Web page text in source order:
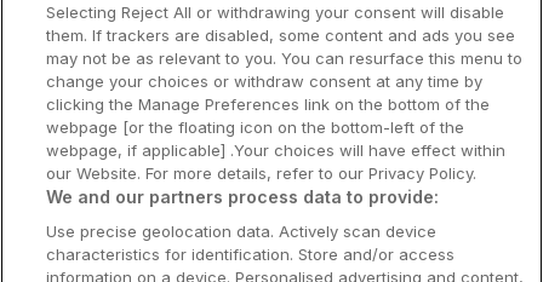
Om Coop HotellKupp
Konkurranse
Koselig avbrekk
Velvære i var
Premiumhotell
Venninnetur
Selecting Reject All or withdrawing your consent will disable
them. If trackers are disabled, some content and ads you see
may not be as relevant to you. You can resurface this menu to
change your choices or withdraw consent at any time by
clicking the Manage Preferences link on the bottom of the
webpage [or the floating icon on the bottom-left of the
webpage, if applicable] .Your choices will have effect within
our Website. For more details, refer to our Privacy Policy.
We and our partners process data to provide:
Use precise geolocation data. Actively scan device
characteristics for identification. Store and/or access
information on a device. Personalised advertising and content,